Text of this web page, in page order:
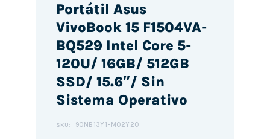
Portátil Asus
VivoBook 15 F1504VA-
BQ529 Intel Core 5-
120U/ 16GB/ 512GB
SSD/ 15.6″/ Sin
Sistema Operativo
SKU: 90NB13Y1-M02Y20